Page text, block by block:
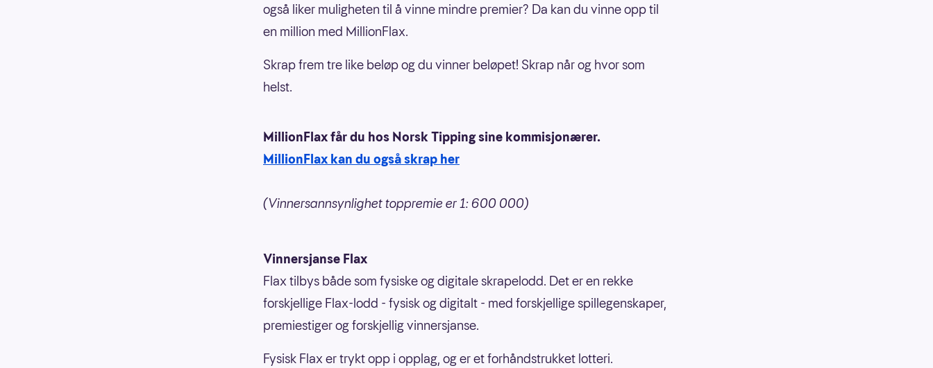
også liker muligheten til å vinne mindre premier? Da kan du vinne opp til
en million med MillionFlax.
Skrap frem tre like beløp og du vinner beløpet! Skrap når og hvor som
helst.
MillionFlax får du hos Norsk Tipping sine kommisjonærer.
MillionFlax kan du også skrap her
(Vinnersannsynlighet toppremie er 1: 600 000)
Vinnersjanse Flax
Flax tilbys både som fysiske og digitale skrapelodd. Det er en rekke
forskjellige Flax-lodd - fysisk og digitalt - med forskjellige spillegenskaper,
premiestiger og forskjellig vinnersjanse.
Fysisk Flax er trykt opp i opplag, og er et forhåndstrukket lotteri.